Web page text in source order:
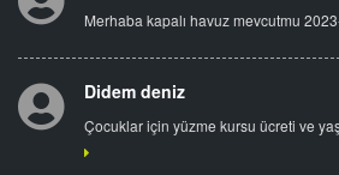
Merhaba kapalı havuz mevcutmu
Didem deniz
Çocuklar için yüzme kursu ücreti ve